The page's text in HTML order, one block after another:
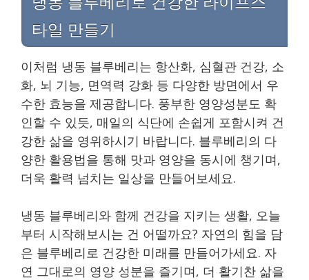
타일 만들기
이처럼 냉동 블루베리는 항산화, 심혈관 건강, 소
화, 뇌 기능, 면역력 강화 등 다양한 방면에서 우
수한 효능을 제공합니다. 풍부한 영양성분도 확
인할 수 있듯, 매일의 식단에 손쉽게 포함시켜 건
강한 삶을 영위하시기 바랍니다. 블루베리의 다
양한 활용법을 통해 맛과 영양을 동시에 챙기며,
더욱 활력 넘치는 일상을 만들어보세요.
냉동 블루베리와 함께 건강을 지키는 생활, 오늘
부터 시작해보시는 건 어떨까요? 자연의 힘을 담
은 블루베리로 건강한 미래를 만들어가세요. 자
연 그대로의 영양 성분을 즐기며, 더 활기찬 삶을